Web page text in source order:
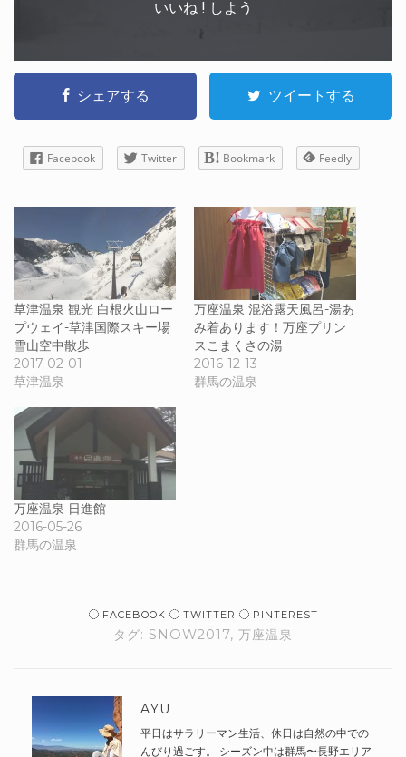
いいね ! しよう
シェアする ツイートする
Facebook Twitter Bookmark Feedly
草津温泉 観光 白根火山ロー
プウェイ-草津国際スキー場
雪山空中散歩
2017-02-01
草津温泉
万座温泉 混浴露天風呂-湯あ
み着あります！万座プリン
スこまくさの湯
2016-12-13
群馬の温泉
万座温泉 日進館
2016-05-26
群馬の温泉
FACEBOOK TWITTER PINTEREST
タグ: SNOW2017, 万座温泉
AYU
平日はサラリーマン生活、休日は自然の中での
んびり過ごす。 シーズン中は群馬〜長野エリア